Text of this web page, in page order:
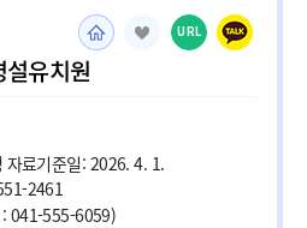
유치원
URL
자료기준일: 2026. 4. 1.
2461
041-555-6059)